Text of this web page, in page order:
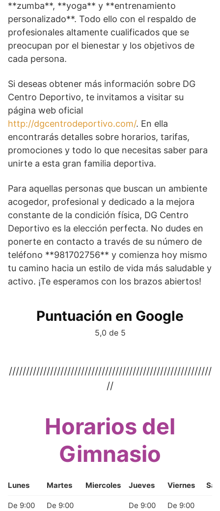
**zumba**, **yoga** y **entrenamiento
personalizado**. Todo ello con el respaldo de
profesionales altamente cualificados que se
preocupan por el bienestar y los objetivos de
cada persona.
Si deseas obtener más información sobre DG
Centro Deportivo, te invitamos a visitar su
página web oficial
http://dgcentrodeportivo.com/. En ella
encontrarás detalles sobre horarios, tarifas,
promociones y todo lo que necesitas saber para
unirte a esta gran familia deportiva.
Para aquellas personas que buscan un ambiente
acogedor, profesional y dedicado a la mejora
constante de la condición física, DG Centro
Deportivo es la elección perfecta. No dudes en
ponerte en contacto a través de su número de
teléfono **981702756** y comienza hoy mismo
tu camino hacia un estilo de vida más saludable y
activo. ¡Te esperamos con los brazos abiertos!
Puntuación en Google
5,0 de 5
///////////////////////////////////////////////////////////
//
Horarios del
Gimnasio
Lunes Martes Miercoles Jueves Viernes
De 9:00 De 9:00 De 9:00 De 9:00